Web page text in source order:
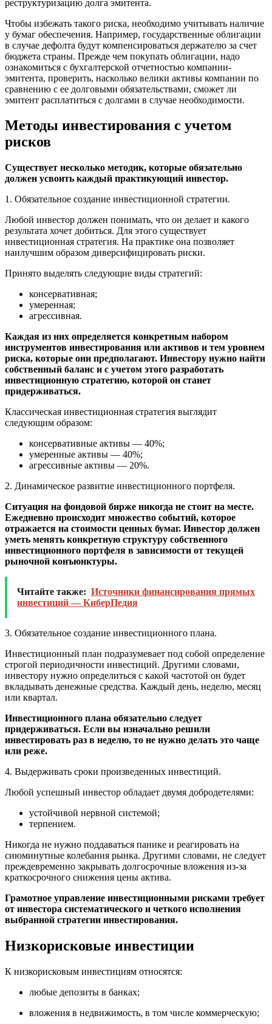
реструктуризацию долга эмитента.
Чтобы избежать такого риска, необходимо учитывать наличие
у бумаг обеспечения. Например, государственные облигации
в случае дефолта будут компенсироваться держателю за счет
бюджета страны. Прежде чем покупать облигации, надо
ознакомиться с бухгалтерской отчетностью компании-
эмитента, проверить, насколько велики активы компании по
сравнению с ее долговыми обязательствами, сможет ли
эмитент расплатиться с долгами в случае необходимости.
Методы инвестирования с учетом
рисков
Существует несколько методик, которые обязательно
должен усвоить каждый практикующий инвестор.
1. Обязательное создание инвестиционной стратегии.
Любой инвестор должен понимать, что он делает и какого
результата хочет добиться. Для этого существует
инвестиционная стратегия. На практике она позволяет
наилучшим образом диверсифицировать риски.
Принято выделять следующие виды стратегий:
консервативная;
умеренная;
агрессивная.
Каждая из них определяется конкретным набором
инструментов инвестирования или активов и тем уровнем
риска, которые они предполагают. Инвестору нужно найти
собственный баланс и с учетом этого разработать
инвестиционную стратегию, которой он станет
придерживаться.
Классическая инвестиционная стратегия выглядит
следующим образом:
консервативные активы — 40%;
умеренные активы — 40%;
агрессивные активы — 20%.
2. Динамическое развитие инвестиционного портфеля.
Ситуация на фондовой бирже никогда не стоит на месте.
Ежедневно происходит множество событий, которое
отражается на стоимости ценных бумаг. Инвестор должен
уметь менять конкретную структуру собственного
инвестиционного портфеля в зависимости от текущей
рыночной конъюнктуры.
Читайте также: Источники финансирования прямых
инвестиций — КиберПедия
3. Обязательное создание инвестиционного плана.
Инвестиционный план подразумевает под собой определение
строгой периодичности инвестиций. Другими словами,
инвестору нужно определиться с какой частотой он будет
вкладывать денежные средства. Каждый день, неделю, месяц
или квартал.
Инвестиционного плана обязательно следует
придерживаться. Если вы изначально решили
инвестировать раз в неделю, то не нужно делать это чаще
или реже.
4. Выдерживать сроки произведенных инвестиций.
Любой успешный инвестор обладает двумя добродетелями:
устойчивой нервной системой;
терпением.
Никогда не нужно поддаваться панике и реагировать на
сиюминутные колебания рынка. Другими словами, не следует
преждевременно закрывать долгосрочные вложения из-за
краткосрочного снижения цены актива.
Грамотное управление инвестиционными рисками требует
от инвестора систематического и четкого исполнения
выбранной стратегии инвестирования.
Низкорисковые инвестиции
К низкорисковым инвестициям относятся:
любые депозиты в банках;
вложения в недвижимость, в том числе коммерческую;